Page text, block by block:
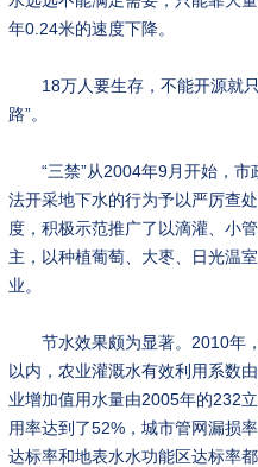
年0.24米的速度下降。
18万人要生存，不能开源就只
路”。
“三禁”从2004年9月开始，市
法开采地下水的行为予以严厉查
度，积极示范推广了以滴灌、小
主，以种植葡萄、大枣、日光温
业。
节水效果颇为显著。2010年，
以内，农业灌溉水有效利用系数
业增加值用水量由2005年的232
用率达到了52%，城市管网漏损
达标率和地表水水功能区达标率都